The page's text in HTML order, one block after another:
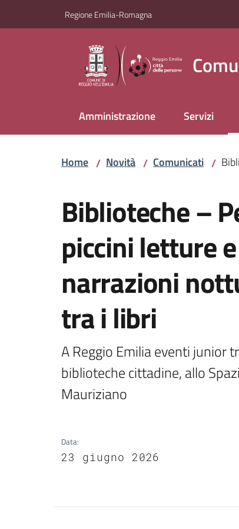
Regione Emilia-Romagna
Amministrazione Servizi
Home / Novità / Comunicati /
Biblioteche –
piccini letture
narrazioni
tra i libri
A Reggio Emilia eventi junior
biblioteche cittadine, allo
Mauriziano
Data:
23 giugno 2026